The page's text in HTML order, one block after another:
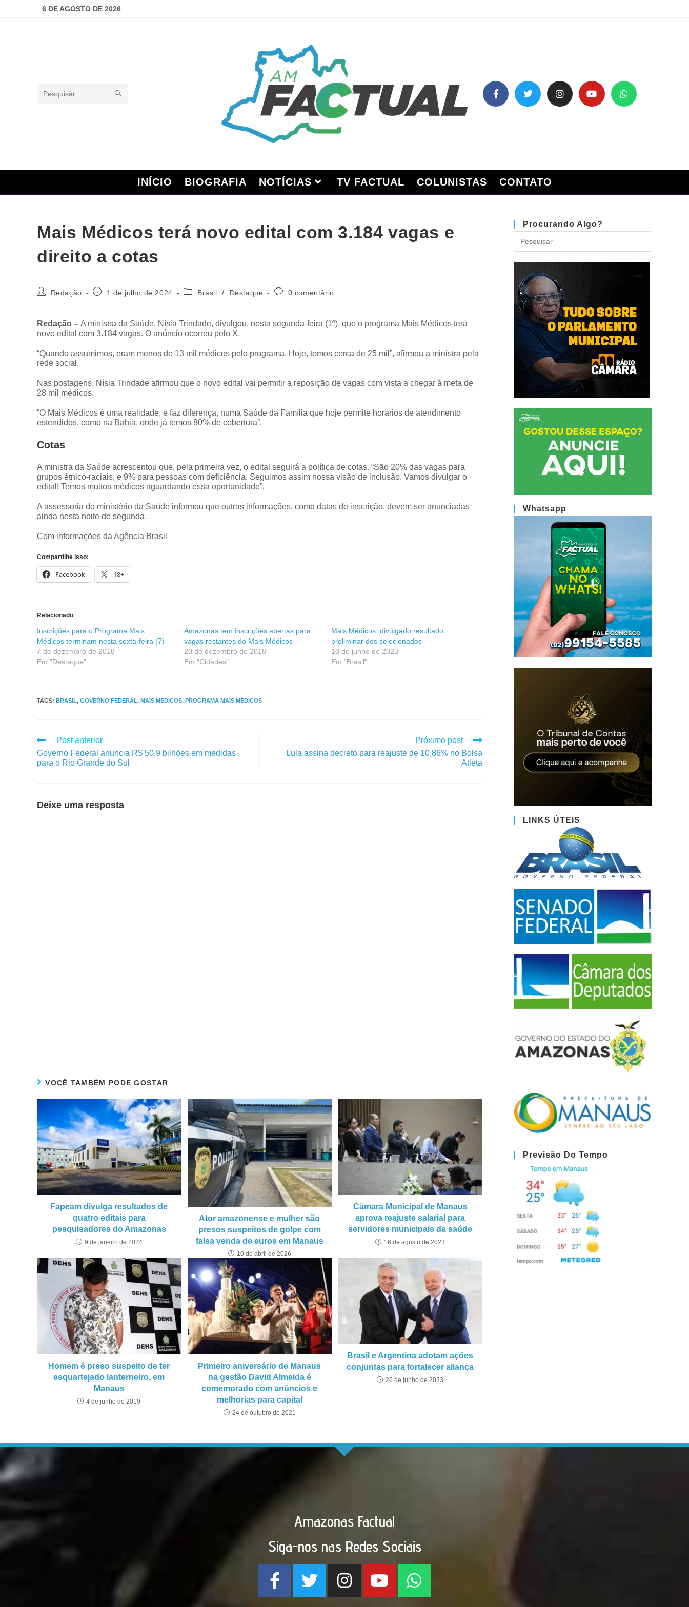
6 DE AGOSTO DE 2026
Pesquisar
INÍCIO BIOGRAFIA NOTÍCIAS TV FACTUAL COLUNISTAS CONTATO
Mais Médicos terá novo edital com 3.184 vagas e
direito a cotas
Redação 1 de julho de 2024 Brasil / Destaque 0 comentário
Redação – A ministra da Saúde, Nísia Trindade, divulgou, nesta segunda-feira (1º), que o programa Mais Médicos terá
novo edital com 3.184 vagas. O anúncio ocorreu pelo X.
“Quando assumimos, eram menos de 13 mil médicos pelo programa. Hoje, temos cerca de 25 mil”, afirmou a ministra pela
rede social.
Nas postagens, Nísia Trindade afirmou que o novo edital vai permitir a reposição de vagas com vista a chegar à meta de
28 mil médicos.
“O Mais Médicos é uma realidade, e faz diferença, numa Saúde da Família que hoje permite horários de atendimento
estendidos, como na Bahia, onde já temos 80% de cobertura”.
Cotas
A ministra da Saúde acrescentou que, pela primeira vez, o edital seguirá a política de cotas. “São 20% das vagas para
grupos étnico-raciais, e 9% para pessoas com deficiência. Seguimos assim nossa visão de inclusão. Vamos divulgar o
edital! Temos muitos médicos aguardando essa oportunidade”.
A assessoria do ministério da Saúde informou que outras informações, como datas de inscrição, devem ser anunciadas
ainda nesta noite de segunda.
Com informações da Agência Brasil
Compartilhe isso:
Facebook 18+
Relacionado
Inscrições para o Programa Mais
Médicos terminam nesta sexta-feira (7)
7 de dezembro de 2018
Em "Destaque"
Amazonas tem inscrições abertas para
vagas restantes do Mais Médicos
20 de dezembro de 2018
Em "Cidades"
Mais Médicos: divulgado resultado
preliminar dos selecionados
10 de junho de 2023
Em "Brasil"
TAGS: BRASIL, GOVERNO FEDERAL, MAIS MEDICOS, PROGRAMA MAIS MÉDICOS
Post anterior
Governo Federal anuncia R$ 50,9 bilhões em medidas
para o Rio Grande do Sul
Próximo post
Lula assina decreto para reajuste de 10,86% no Bolsa
Atleta
Deixe uma resposta
VOCÊ TAMBÉM PODE GOSTAR
Fapeam divulga resultados de
quatro editais para
pesquisadores do Amazonas
9 de janeiro de 2024
Ator amazonense e mulher são
presos suspeitos de golpe com
falsa venda de euros em Manaus
10 de abril de 2026
Câmara Municipal de Manaus
aprova reajuste salarial para
servidores municipais da saúde
16 de agosto de 2023
Homem é preso suspeito de ter
esquartejado lanterneiro, em
Manaus
4 de junho de 2019
Primeiro aniversário de Manaus
na gestão David Almeida é
comemorado com anúncios e
melhorias para capital
24 de outubro de 2021
Brasil e Argentina adotam ações
conjuntas para fortalecer aliança
26 de junho de 2023
Procurando Algo?
Whatsapp
LINKS ÚTEIS
Previsão Do Tempo
Amazonas Factual
Siga-nos nas Redes Sociais